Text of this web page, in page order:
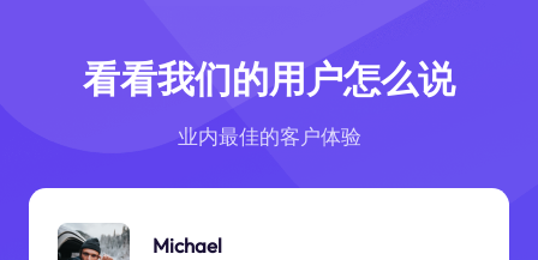
看看我们的用户怎么说
业内最佳的客户体验
Michael